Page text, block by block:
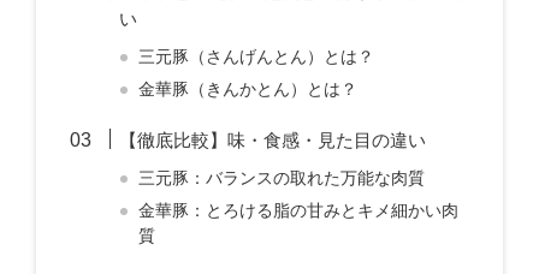
い
三元豚（さんげんとん）とは？
金華豚（きんかとん）とは？
【徹底比較】味・食感・見た目の違い
三元豚：バランスの取れた万能な肉質
金華豚：とろける脂の甘みとキメ細かい肉
質